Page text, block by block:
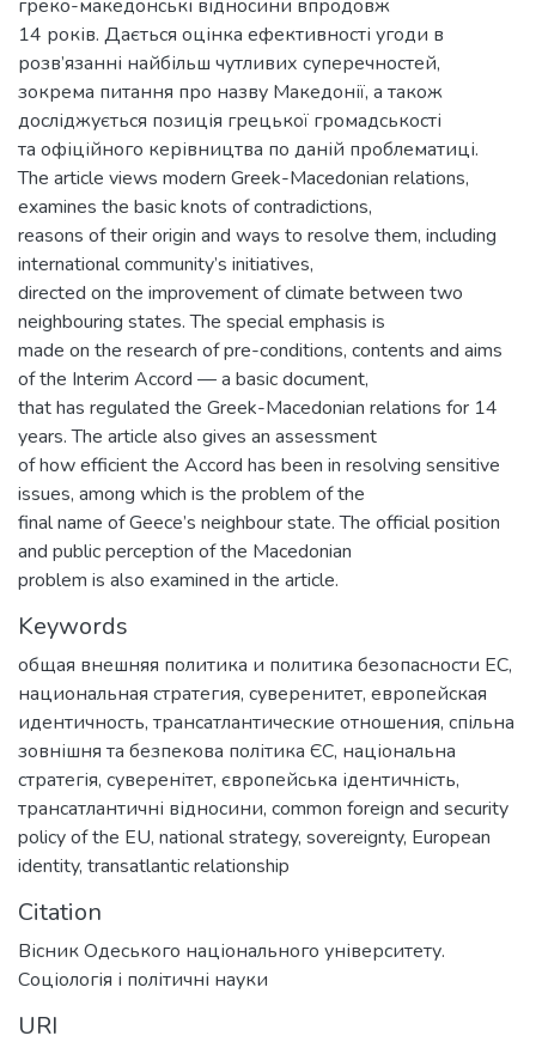
греко-македонські відносини впродовж
14 років. Дається оцінка ефективності угоди в
розв’язанні найбільш чутливих суперечностей,
зокрема питання про назву Македонії, а також
досліджується позиція грецької громадськості
та офіційного керівництва по даній проблематиці.
The article views modern Greek-Macedonian relations,
examines the basic knots of contradictions,
reasons of their origin and ways to resolve them, including
international community’s initiatives,
directed on the improvement of climate between two
neighbouring states. The special emphasis is
made on the research of pre-conditions, contents and aims
of the Interim Accord — a basic document,
that has regulated the Greek-Macedonian relations for 14
years. The article also gives an assessment
of how efficient the Accord has been in resolving sensitive
issues, among which is the problem of the
final name of Geece’s neighbour state. The official position
and public perception of the Macedonian
problem is also examined in the article.
Keywords
общая внешняя политика и политика безопасности ЕС,
национальная стратегия, суверенитет, европейская
идентичность, трансатлантические отношения, спільна
зовнішня та безпекова політика ЄС, національна
стратегія, суверенітет, європейська ідентичність,
трансатлантичні відносини, сommon foreign and security
policy of the EU, national strategy, sovereignty, European
identity, transatlantic relationship
Citation
Вісник Одеського національного університету.
Соціологія і політичні науки
URI